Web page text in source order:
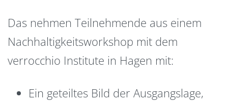
Das nehmen Teilnehmende aus einem
Nachhaltigkeitsworkshop mit dem
verrocchio Institute in Hagen mit:
Ein geteiltes Bild der Ausgangslage,